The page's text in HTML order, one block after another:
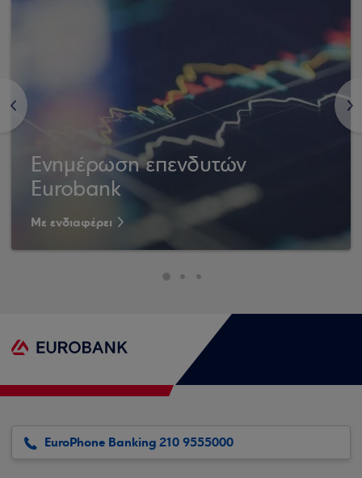
<
Ενημέρωση επενδυτών
Eurobank
Με ενδιαφέρει
>
EuroPhone Banking 210 9555000